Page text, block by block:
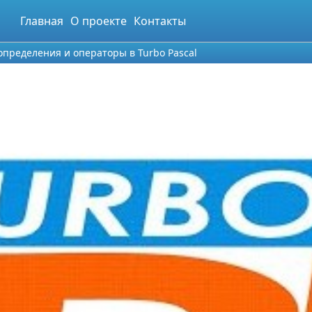
Главная О проекте Контакты
и операторы в Turbo Pascal